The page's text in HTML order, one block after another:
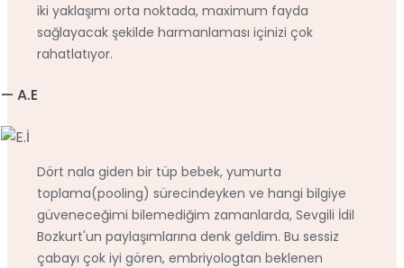
iki yaklaşımı orta noktada, maximum fayda
sağlayacak şekilde harmanlaması içinizi çok
rahatlatıyor.
— A.E
Dört nala giden bir tüp bebek, yumurta
toplama(pooling) sürecindeyken ve hangi bilgiye
güveneceğimi bilemediğim zamanlarda, Sevgili İdil
Bozkurt'un paylaşımlarına denk geldim. Bu sessiz
çabayı çok iyi gören, embriyologtan beklenen